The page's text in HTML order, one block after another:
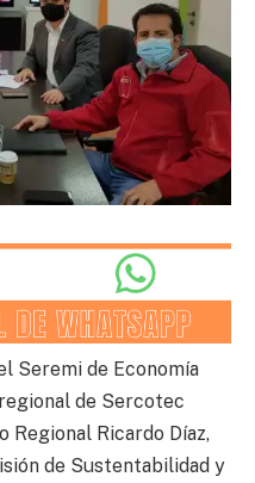
Seremi de Economía
de Sercotec
Regional Ricardo Díaz,
de Sustentabilidad y